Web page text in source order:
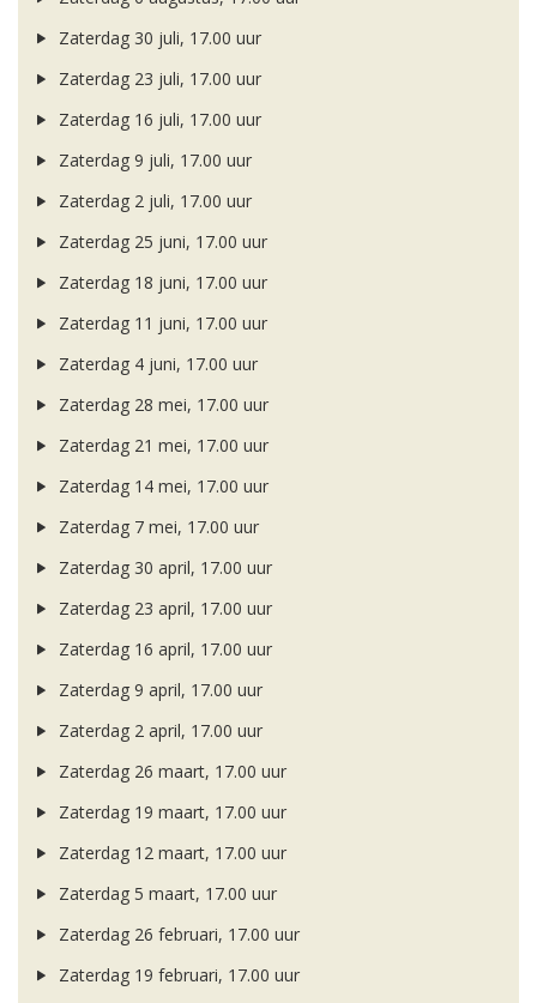
Zaterdag 30 juli, 17.00 uur
Zaterdag 23 juli, 17.00 uur
Zaterdag 16 juli, 17.00 uur
Zaterdag 9 juli, 17.00 uur
Zaterdag 2 juli, 17.00 uur
Zaterdag 25 juni, 17.00 uur
Zaterdag 18 juni, 17.00 uur
Zaterdag 11 juni, 17.00 uur
Zaterdag 4 juni, 17.00 uur
Zaterdag 28 mei, 17.00 uur
Zaterdag 21 mei, 17.00 uur
Zaterdag 14 mei, 17.00 uur
Zaterdag 7 mei, 17.00 uur
Zaterdag 30 april, 17.00 uur
Zaterdag 23 april, 17.00 uur
Zaterdag 16 april, 17.00 uur
Zaterdag 9 april, 17.00 uur
Zaterdag 2 april, 17.00 uur
Zaterdag 26 maart, 17.00 uur
Zaterdag 19 maart, 17.00 uur
Zaterdag 12 maart, 17.00 uur
Zaterdag 5 maart, 17.00 uur
Zaterdag 26 februari, 17.00 uur
Zaterdag 19 februari, 17.00 uur